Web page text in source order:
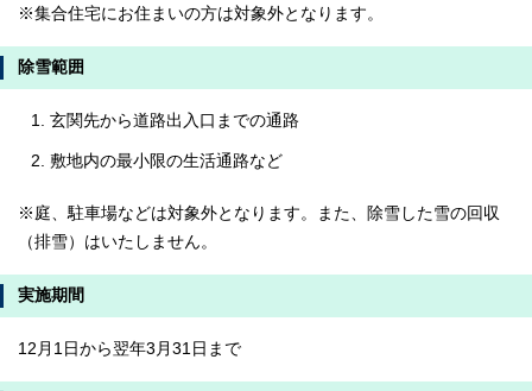
※集合住宅にお住まいの方は対象外となります。
除雪範囲
玄関先から道路出入口までの通路
敷地内の最小限の生活通路など
※庭、駐車場などは対象外となります。また、除雪した雪の回収
（排雪）はいたしません。
実施期間
12月1日から翌年3月31日まで